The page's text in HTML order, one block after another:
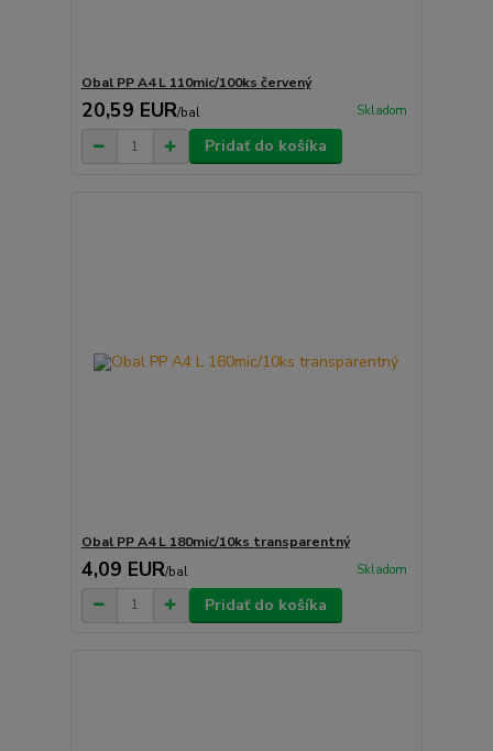
Obal PP A4 L 110mic/100ks červený
20,59 EUR/bal Skladom
Pridať do košíka
Obal PP A4 L 180mic/10ks transparentný
4,09 EUR/bal Skladom
Pridať do košíka